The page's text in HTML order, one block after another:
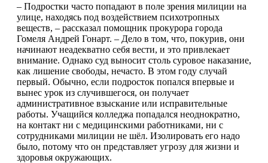
– Подростки часто попадают в поле зрения милиции на
улице, находясь под воздействием психотропных
веществ, – рассказал помощник прокурора города
Гомеля Андрей Гонарт. – Дело в том, что, покурив, они
начинают неадекватно себя вести, и это привлекает
внимание. Однако суд выносит столь суровое наказание,
как лишение свободы, нечасто. В этом году случай
первый. Обычно, если подросток попался впервые и
вынес урок из случившегося, он получает
административное взыскание или исправительные
работы. Учащийся колледжа попадался неоднократно,
на контакт ни с медицинскими работниками, ни с
сотрудниками милиции не шёл. Изолировать его надо
было, потому что он представляет угрозу для жизни и
здоровья окружающих.